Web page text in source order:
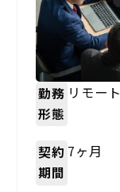
勤務
形態
リモート
契約
期間
7ヶ月